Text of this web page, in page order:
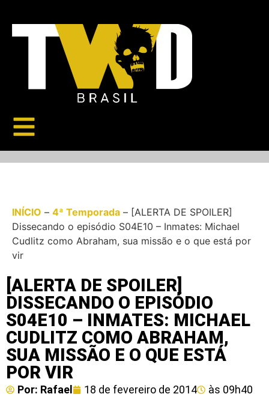
INÍCIO – 4ª Temporada – [ALERTA DE SPOILER]
Dissecando o episódio S04E10 – Inmates: Michael
Cudlitz como Abraham, sua missão e o que está por
vir
[ALERTA DE SPOILER]
DISSECANDO O EPISÓDIO
S04E10 – INMATES: MICHAEL
CUDLITZ COMO ABRAHAM,
SUA MISSÃO E O QUE ESTÁ
POR VIR
Por: Rafael 18 de fevereiro de 2014 às 09h40